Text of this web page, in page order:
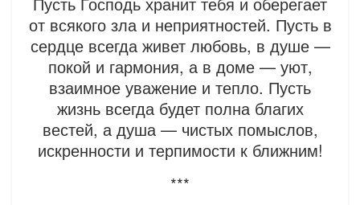
от всякого зла и неприятностей. Пусть в
сердце всегда живет любовь, в душе —
покой и гармония, а в доме — уют,
взаимное уважение и тепло. Пусть
жизнь всегда будет полна благих
вестей, а душа — чистых помыслов,
искренности и терпимости к ближним!
***